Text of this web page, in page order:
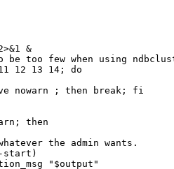
&
be too few when using
12 13 14; do
nowarn ; then break; fi
then
the admin wants.
"$output"